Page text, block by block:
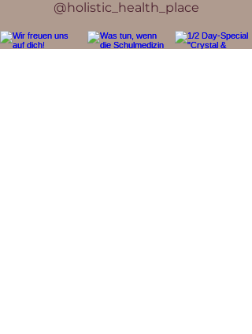
@holistic_health_place